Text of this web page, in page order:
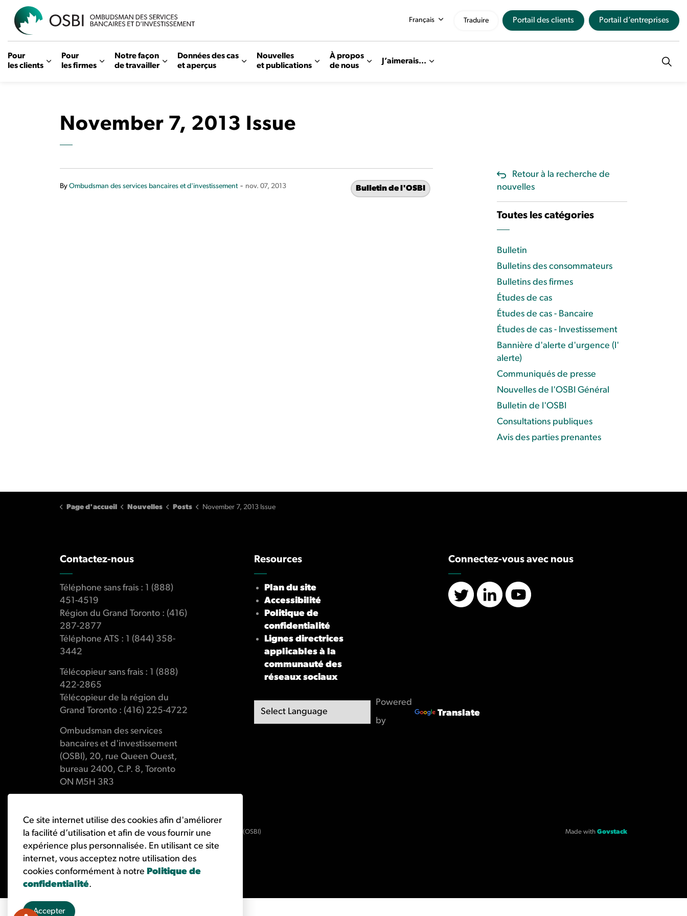
Pour
les clients
Pour
les firmes
Notre façon
de travailler
Données des cas
et aperçus
Nouvelles
et publications
À propos
de nous
J’aimerais...
Français Traduire Portail des clients Portail d’entreprises
November 7, 2013 Issue
By Ombudsman des services bancaires et d'investissement - nov. 07, 2013 Bulletin de l'OSBI
Retour à la recherche de
nouvelles
Toutes les catégories
Bulletin
Bulletins des consommateurs
Bulletins des firmes
Études de cas
Études de cas - Bancaire
Études de cas - Investissement
Bannière d'alerte d'urgence (l'
alerte)
Communiqués de presse
Nouvelles de l'OSBI Général
Bulletin de l'OSBI
Consultations publiques
Avis des parties prenantes
Page d'accueil Nouvelles Posts November 7, 2013 Issue
Contactez-nous
Téléphone sans frais : 1 (888)
451-4519
Région du Grand Toronto : (416)
287-2877
Téléphone ATS : 1 (844) 358-
3442
Télécopieur sans frais : 1 (888)
422-2865
Télécopieur de la région du
Grand Toronto : (416) 225-4722
Ombudsman des services
bancaires et d'investissement
(OSBI), 20, rue Queen Ouest,
bureau 2400, C.P. 8, Toronto
ON M5H 3R3
Resources
Plan du site
Accessibilité
Politique de
confidentialité
Lignes directrices
applicables à la
communauté des
réseaux sociaux
Powered
by
Translate
Connectez-vous avec nous
X/TwitterLinkedInYouTube
© 2026 Ombudsman des services bancaires et d'investissement (OSBI) Made with Govstack
Ce site internet utilise des cookies afin d'améliorer
la facilité d’utilisation et afin de vous fournir une
expérience plus personnalisée. En utilisant ce site
internet, vous acceptez notre utilisation des
cookies conformément à notre Politique de
confidentialité.
Accepter